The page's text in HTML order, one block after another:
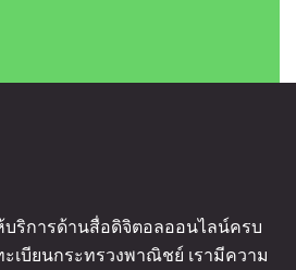
บริการด้านสื่อดิจิตอลออนไลน์ครบ
เบียนกระทรวงพาณิชย์ เรามีความ